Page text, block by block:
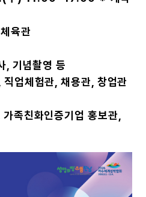
육관
, 기념촬영 등
업체험관, 채용관, 창업관
족친화인증기업 홍보관,